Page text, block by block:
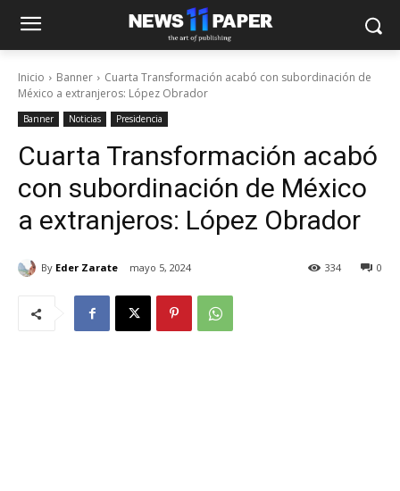
Inicio Banner
Cuarta Transformación acabó con subordinación de
México a extranjeros: López Obrador
Banner Noticias Presidencia
Cuarta Transformación acabó
con subordinación de México
a extranjeros: López Obrador
By Eder Zarate mayo 5, 2024 0
334